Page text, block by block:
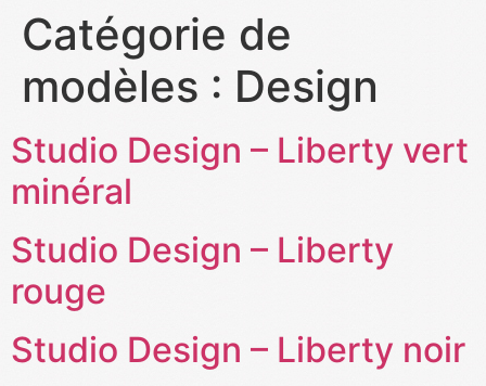
Catégorie de
modèles : Design
Studio Design – Liberty vert
minéral
Studio Design – Liberty
rouge
Studio Design – Liberty noir